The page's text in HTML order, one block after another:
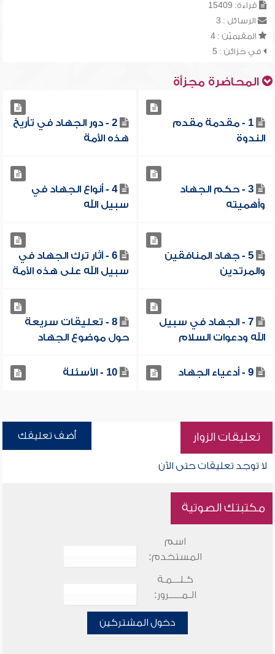
قراءة: 15409
الرسائل : 3
المقيميّن : 4
في خزائن : 5
المحاضرة مجزأة
1 - مقدمة مقدم
الندوة
2 - دور الجهاد في تأريخ
هذه الأمة
3 - حكم الجهاد
وأهميته
4 - أنواع الجهاد في
سبيل الله
5 - جهاد المنافقين
والمرتدين
6 - آثار ترك الجهاد في
سبيل الله على هذه الأمة
7 - الجهاد في سبيل
الله ودعوات السلام
8 - تعليقات سريعة
حول موضوع الجهاد
9 - أدعياء الجهاد 10 - الأسئلة
تعليقات الزوار أضف تعليقك
لا توجد تعليقات حتى الآن
مكتبتك الصوتية
اسم
المستخدم:
كـلـــمـة
الـمـــــرور:
دخول المشتركين